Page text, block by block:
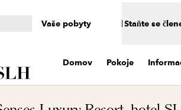
Vaše pobyty Staňte se
Domov Pokoje